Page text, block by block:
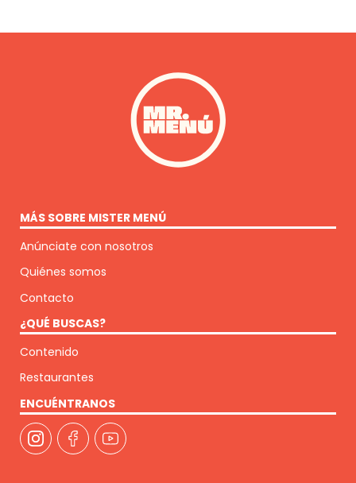
MÁS SOBRE MISTER MENÚ
Anúnciate con nosotros
Quiénes somos
Contacto
¿QUÉ BUSCAS?
Contenido
Restaurantes
ENCUÉNTRANOS